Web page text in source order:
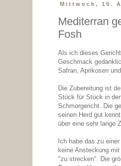
Mittwoch, 15.
Mediterran
Fosh
Als ich dieses
Geschmack
Safran, Aprikosen
Die Zubereitung ist
Stück für Stück in
Schmorgericht. Die
seinen Herd gut
über eine sehr lange
Ich habe das zu
keine Ansteckung
"zu strecken". Die